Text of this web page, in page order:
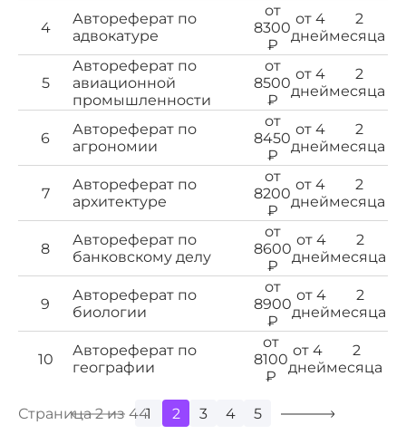
4
Автореферат по
адвокатуре
от
8300
₽
от 4
дней
2
месяца
5
Автореферат по
авиационной
промышленности
от
8500
₽
от 4
дней
2
месяца
6
Автореферат по
агрономии
от
8450
₽
от 4
дней
2
месяца
7
Автореферат по
архитектуре
от
8200
₽
от 4
дней
2
месяца
8
Автореферат по
банковскому делу
от
8600
₽
от 4
дней
2
месяца
9
Автореферат по
биологии
от
8900
₽
от 4
дней
2
месяца
10
Автореферат по
географии
от
8100
₽
от 4
дней
2
месяца
Страница 2 из 441 2 3 4 5